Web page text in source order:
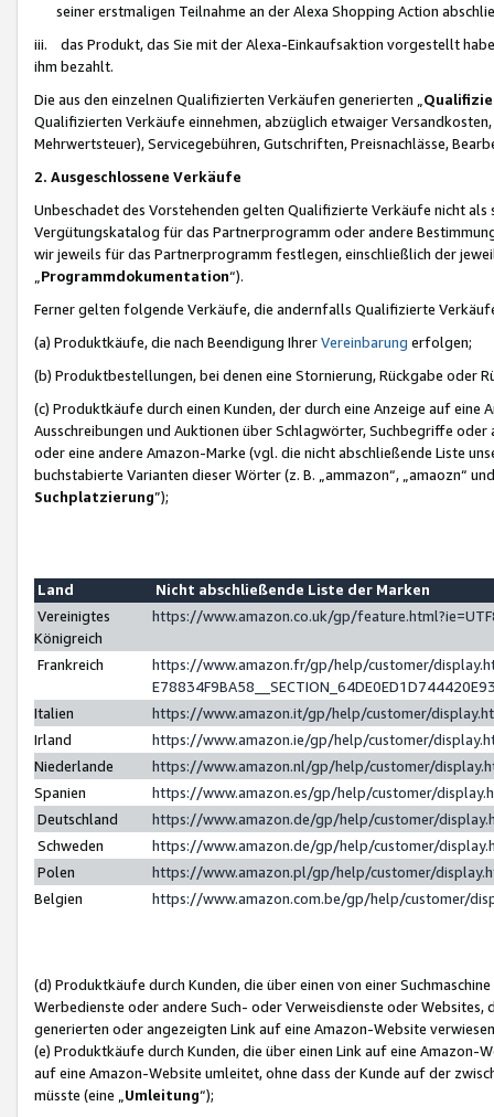
seiner erstmaligen Teilnahme an der Alexa Shopping Action
iii. das Produkt, das Sie mit der Alexa-Einkaufsaktion vorgestellt
ihm bezahlt.
Die aus den einzelnen Qualifizierten Verkäufen generierten „
Qualifizierten Verkäufe einnehmen, abzüglich etwaiger
Mehrwertsteuer), Servicegebühren, Gutschriften, Preisnachlässe,
2. Ausgeschlossene Verkäufe
Unbeschadet des Vorstehenden gelten Qualifizierte Verkäufe nicht
Vergütungskatalog für das Partnerprogramm oder andere
wir jeweils für das Partnerprogramm festlegen, einschließlich der
Programmdokumentation“).
Ferner gelten folgende Verkäufe, die andernfalls Qualifizierte
(a) Produktkäufe, die nach Beendigung IhrerVereinbarung erfolgen;
(b) Produktbestellungen, bei denen eine Stornierung, Rückgabe oder
(c) Produktkäufe durch einen Kunden, der durch eine Anzeige auf
Ausschreibungen und Auktionen über Schlagwörter, Suchbegriffe
oder eine andere Amazon-Marke (vgl. die nicht abschließende Liste
buchstabierte Varianten dieser Wörter (z. B. „ammazon“, „amaozn“
Suchplatzierung”);
Land
Nicht abschließende Liste der Marken
Vereinigtes
Königreich
https://www.amazon.co.uk/gp/
Frankreich
https://www.amazon.fr/gp/help/customer/
Italien
https://www.amazon.it/gp/help/customer/
Irland
https://www.amazon.ie/gp/help/customer/
Niederlande
https://www.amazon.nl/gp/help/customer/
Spanien
https://www.amazon.es/gp/help/customer/
Deutschland
https://www.amazon.de/gp/help/customer/
Schweden
https://www.amazon.de/gp/help/customer/
Polen
https://www.amazon.pl/gp/help/customer/
Belgien
https://www.amazon.com.be/gp/help/customer/
(d) Produktkäufe durch Kunden, die über einen von einer
Werbedienste oder andere Such- oder Verweisdienste oder Websites,
generierten oder angezeigten Link auf eine Amazon-Website
(e) Produktkäufe durch Kunden, die über einen Link auf eine
auf eine Amazon-Website umleitet, ohne dass der Kunde auf der
müsste (eine „ Umleitung“);